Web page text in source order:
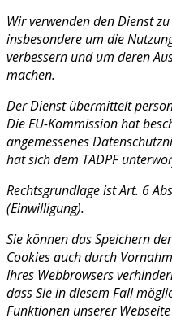
Wir verwenden den Dienst
insbesondere um die
verbessern und um deren
machen.
Der Dienst übermittelt
Die EU-Kommission hat
angemessenes
hat sich dem TADPF
Rechtsgrundlage ist Art. 6
(Einwilligung).
Sie können das Speichern
Cookies auch durch
Ihres Webbrowsers
dass Sie in diesem Fall
Funktionen unserer